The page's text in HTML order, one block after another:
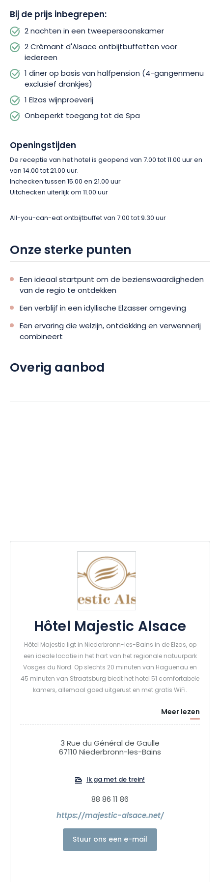
Bij de prijs inbegrepen:
2 nachten in een tweepersoonskamer
2 Crémant d'Alsace ontbijtbuffetten voor
iedereen
1 diner op basis van halfpension (4-gangenmenu
exclusief drankjes)
1 Elzas wijnproeverij
Onbeperkt toegang tot de Spa
Openingstijden
De receptie van het hotel is geopend van 7.00 tot 11.00 uur en
van 14.00 tot 21.00 uur.
Inchecken tussen 15.00 en 21.00 uur
Uitchecken uiterlijk om 11.00 uur
All-you-can-eat ontbijtbuffet van 7.00 tot 9.30 uur
Onze sterke punten
Een ideaal startpunt om de bezienswaardigheden
van de regio te ontdekken
Een verblijf in een idyllische Elzasser omgeving
Een ervaring die welzijn, ontdekking en verwennerij
combineert
Overig aanbod
Hôtel Majestic Alsace
Hôtel Majestic ligt in Niederbronn-les-Bains in de Elzas, op
een ideale locatie in het hart van het regionale natuurpark
Vosges du Nord. Op slechts 20 minuten van Haguenau en
45 minuten van Straatsburg biedt het hotel 51 comfortabele
kamers, allemaal goed uitgerust en met gratis WiFi.
Meer lezen
3 Rue du Général de Gaulle
67110 Niederbronn-les-Bains
Ik ga met de trein!
88 86 11 86
https://majestic-alsace.net/
Stuur ons een e-mail